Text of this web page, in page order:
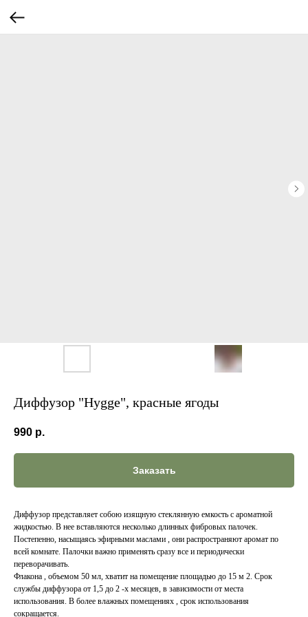
Диффузор "Hygge", красные ягоды
990 р.
Заказать
Диффузор представляет собою изящную стеклянную емкость с ароматной
жидкостью. В нее вставляются несколько длинных фибровых палочек.
Постепенно, насыщаясь эфирными маслами , они распространяют аромат по
всей комнате. Палочки важно применять сразу все и периодически
переворачивать.
Флакона , объемом 50 мл, хватит на помещение площадью до 15 м 2. Срок
службы диффузора от 1,5 до 2 -х месяцев, в зависимости от места
использования. В более влажных помещениях , срок использования
сокращается.